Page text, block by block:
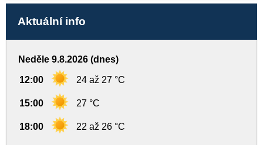
Aktuální info
Neděle 9.8.2026 (dnes)
12:00 24 až 27 °C
15:00 27 °C
18:00 22 až 26 °C